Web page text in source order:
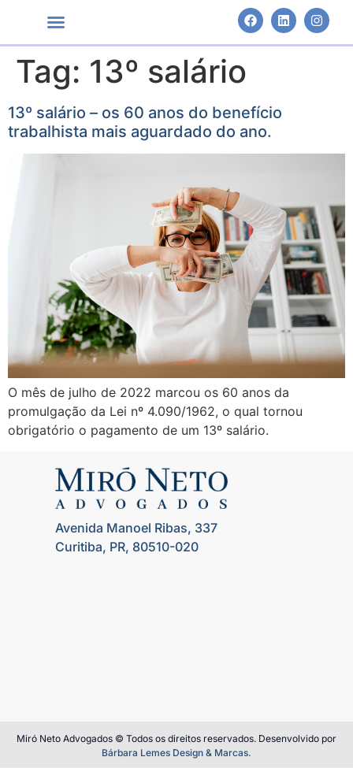
Tag: 13º salário
13º salário – os 60 anos do benefício
trabalhista mais aguardado do ano.
O mês de julho de 2022 marcou os 60 anos da
promulgação da Lei nº 4.090/1962, o qual tornou
obrigatório o pagamento de um 13º salário.
Avenida Manoel Ribas, 337
Curitiba, PR, 80510-020
Miró Neto Advogados © Todos os direitos reservados. Desenvolvido por
Bárbara Lemes Design & Marcas.